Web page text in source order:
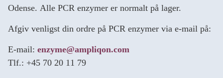
Odense. Alle PCR enzymer er normalt på lager.
Afgiv venligst din ordre på PCR enzymer via e-mail på:
E-mail: enzyme@ampliqon.com
Tlf.: +45 70 20 11 79